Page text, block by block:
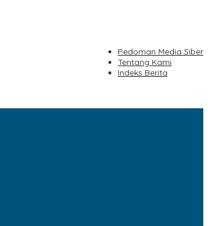
Pedoman Media Siber
Tentang Kami
Indeks Berita